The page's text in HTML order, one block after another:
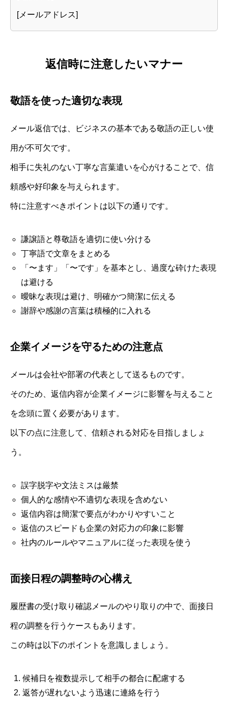
[メールアドレス]
返信時に注意したいマナー
敬語を使った適切な表現
メール返信では、ビジネスの基本である敬語の正しい使
用が不可欠です。
相手に失礼のない丁寧な言葉遣いを心がけることで、信
頼感や好印象を与えられます。
特に注意すべきポイントは以下の通りです。
謙譲語と尊敬語を適切に使い分ける
丁寧語で文章をまとめる
「〜ます」「〜です」を基本とし、過度な砕けた表現
は避ける
曖昧な表現は避け、明確かつ簡潔に伝える
謝辞や感謝の言葉は積極的に入れる
企業イメージを守るための注意点
メールは会社や部署の代表として送るものです。
そのため、返信内容が企業イメージに影響を与えること
を念頭に置く必要があります。
以下の点に注意して、信頼される対応を目指しましょ
う。
誤字脱字や文法ミスは厳禁
個人的な感情や不適切な表現を含めない
返信内容は簡潔で要点がわかりやすいこと
返信のスピードも企業の対応力の印象に影響
社内のルールやマニュアルに従った表現を使う
面接日程の調整時の心構え
履歴書の受け取り確認メールのやり取りの中で、面接日
程の調整を行うケースもあります。
この時は以下のポイントを意識しましょう。
候補日を複数提示して相手の都合に配慮する
返答が遅れないよう迅速に連絡を行う